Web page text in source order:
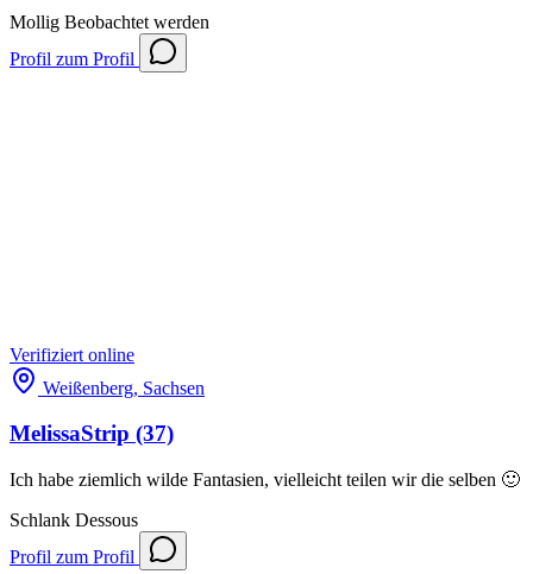
Mollig Beobachtet werden
Profil zum Profil
Verifiziert online
Weißenberg, Sachsen
MelissaStrip (37)
Ich habe ziemlich wilde Fantasien, vielleicht teilen wir die selben 🙂
Schlank Dessous
Profil zum Profil